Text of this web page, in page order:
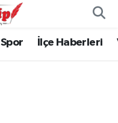
Spor İlçe Haberleri